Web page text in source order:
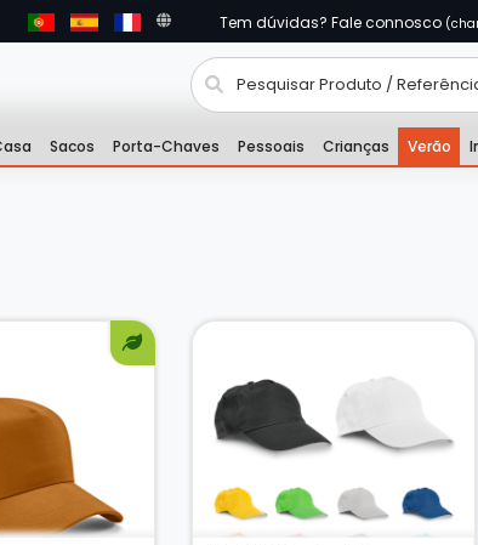
Tem dúvidas? Fale connosco
Sacos Porta-Chaves Pessoais Crianças Verão